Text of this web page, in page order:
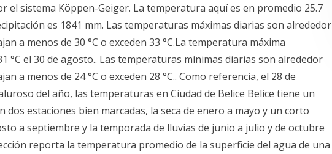
el sistema Köppen-Geiger. La temperatura aquí es en promedio 25.7
es 1841 mm. Las temperaturas máximas diarias son alrededor
a menos de 30 °C o exceden 33 °C.La temperatura máxima
°C el 30 de agosto.. Las temperaturas mínimas diarias son alrededor
a menos de 24 °C o exceden 28 °C.. Como referencia, el 28 de
del año, las temperaturas en Ciudad de Belice Belice tiene un
dos estaciones bien marcadas, la seca de enero a mayo y un corto
a septiembre y la temporada de lluvias de junio a julio y de octubre
reporta la temperatura promedio de la superficie del agua de una